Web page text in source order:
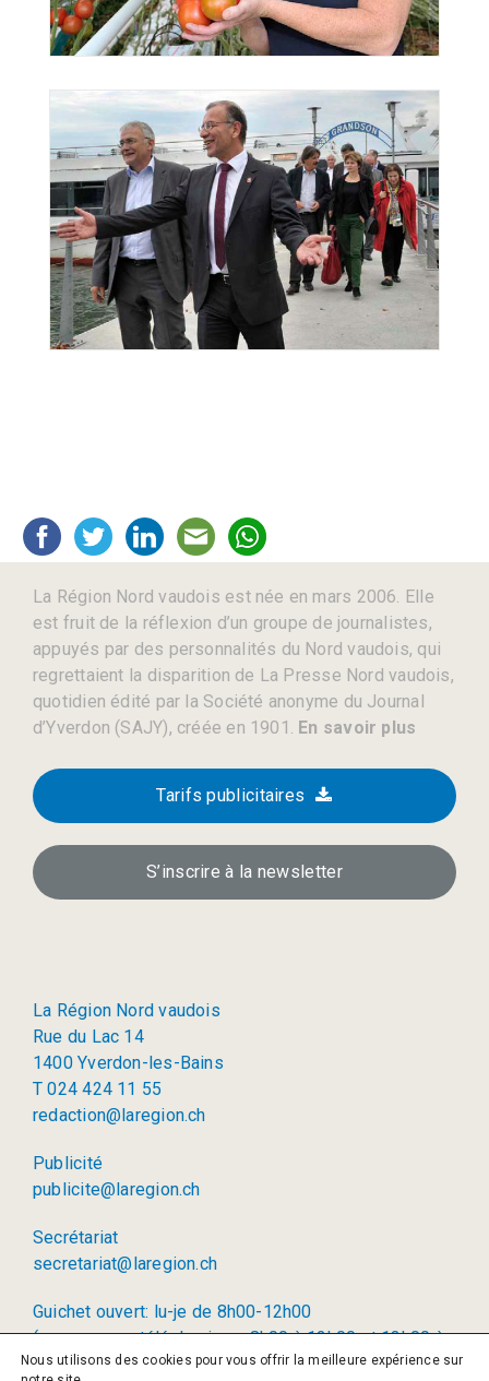
La Région Nord vaudois est née en mars 2006. Elle
est fruit de la réflexion d’un groupe de journalistes,
appuyés par des personnalités du Nord vaudois, qui
regrettaient la disparition de La Presse Nord vaudois,
quotidien édité par la Société anonyme du Journal
d’Yverdon (SAJY), créée en 1901. En savoir plus
Tarifs publicitaires
S’inscrire à la newsletter
La Région Nord vaudois
Rue du Lac 14
1400 Yverdon-les-Bains
T 024 424 11 55
redaction@laregion.ch
Publicité
publicite@laregion.ch
Secrétariat
secretariat@laregion.ch
Guichet ouvert: lu-je de 8h00-12h00
(permanence téléphonique: 8h00 à 12h00 et 13h00 à
17h00)
Nous utilisons des cookies pour vous offrir la meilleure expérience sur